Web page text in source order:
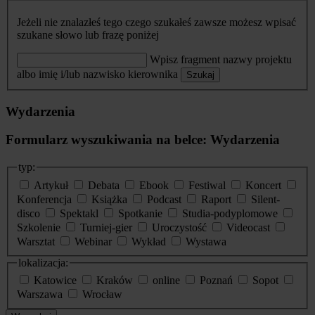
Jeżeli nie znalazłeś tego czego szukałeś zawsze możesz wpisać
szukane słowo lub frazę poniżej
Wpisz fragment nazwy projektu
albo imię i/lub nazwisko kierownika
Szukaj
Wydarzenia
Formularz wyszukiwania na belce: Wydarzenia
typ:
Artykuł
Debata Ebook Festiwal
Koncert
Konferencja
Książka Podcast Raport
Silent-
disco
Spektakl Spotkanie
Studia-podyplomowe
Szkolenie
Turniej-gier Uroczystość
Videocast
Warsztat
Webinar Wykład
Wystawa
lokalizacja:
Katowice
Kraków online Poznań
Sopot
Warszawa
Wrocław